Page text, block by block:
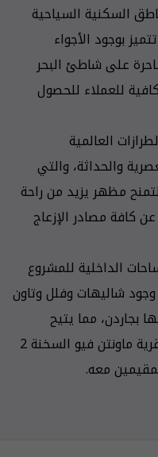
السخنة 2 من المناطق السكنية السياحية
بوجود الأجواء
على شاطئ البحر
للعملاء للحصول
العالمية
والحداثة، والتي
لتمنح مظهر يزيد من راحة
كافة مصادر الإزعاج
الداخلية للمشروع
شاليهات وفلل وتاون
مما يتيح
للعميل إمكانية اختيار الوحدة في قرية ماونتن فيو السخنة 2
معه.